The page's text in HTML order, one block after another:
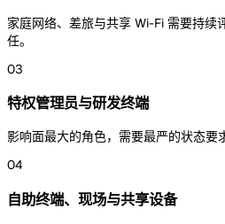
家庭网络、差旅与共享 Wi-Fi 需要持续
任。
03
特权管理员与研发终端
影响面最大的角色，需要最严的状态要
04
自助终端、现场与共享设备